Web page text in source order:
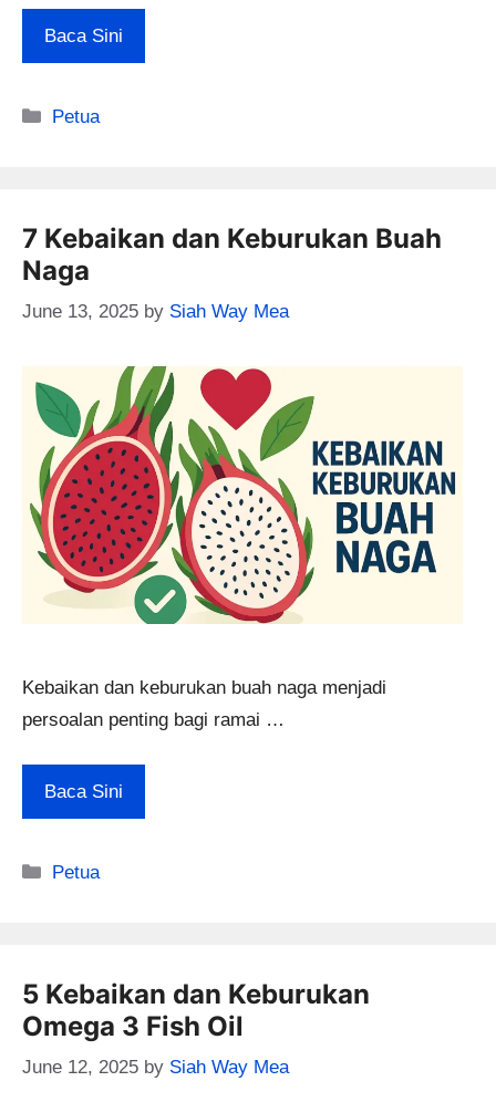
Baca Sini
Categories
Petua
7 Kebaikan dan Keburukan Buah
Naga
June 13, 2025 by Siah Way Mea
Kebaikan dan keburukan buah naga menjadi
persoalan penting bagi ramai …
Baca Sini
Categories
Petua
5 Kebaikan dan Keburukan
Omega 3 Fish Oil
June 12, 2025 by Siah Way Mea